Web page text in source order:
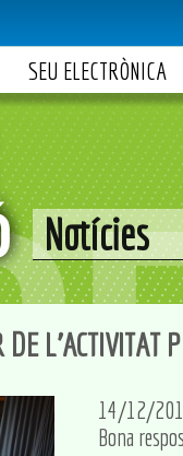
SEU ELECTRÒNICA
Notícies
DE L'ACTIVITAT
14/12/
Bona